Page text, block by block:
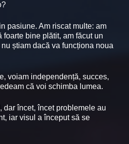
pasiune. Am riscat multe: am
foarte bine plătit, am făcut un
știam dacă va funcționa noua
voiam independență, succes,
că voi schimba lumea.
dar încet, încet problemele au
iar visul a început să se